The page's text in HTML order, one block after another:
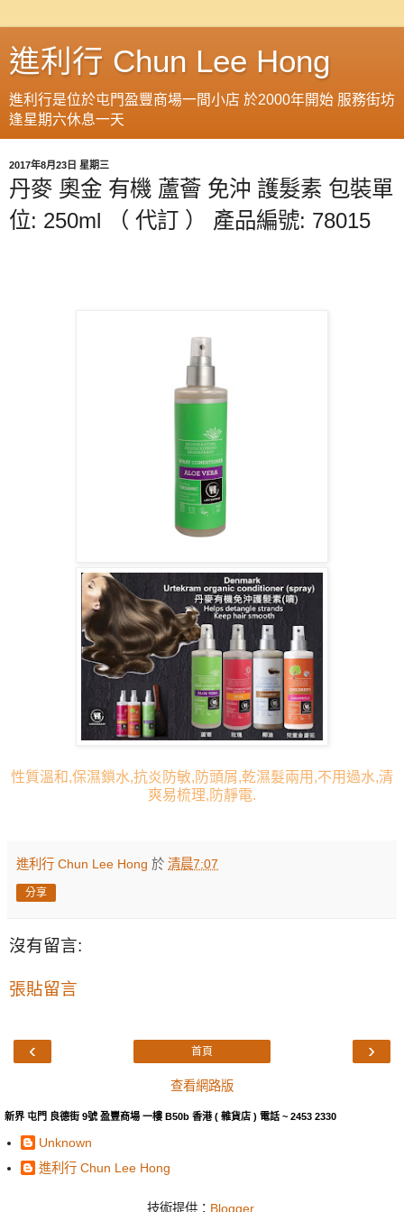
進利行 Chun Lee Hong
進利行是位於屯門盈豐商場一間小店 於2000年開始 服務街坊
逢星期六休息一天
2017年8月23日 星期三
丹麥 奧金 有機 蘆薈 免沖 護髮素 包裝單
位: 250ml （ 代訂 ） 產品編號: 78015
性質溫和,保濕鎖水,抗炎防敏,防頭屑,乾濕髮兩用,不用過水,清
爽易梳理,防靜電.
進利行 Chun Lee Hong 於 清晨7:07
分享
沒有留言:
張貼留言
‹ ›
首頁
查看網路版
新界 屯門 良德街 9號 盈豐商場 一樓 B50b 香港 ( 雜貨店 ) 電話 ~ 2453 2330
Unknown
進利行 Chun Lee Hong
技術提供： Blogger.